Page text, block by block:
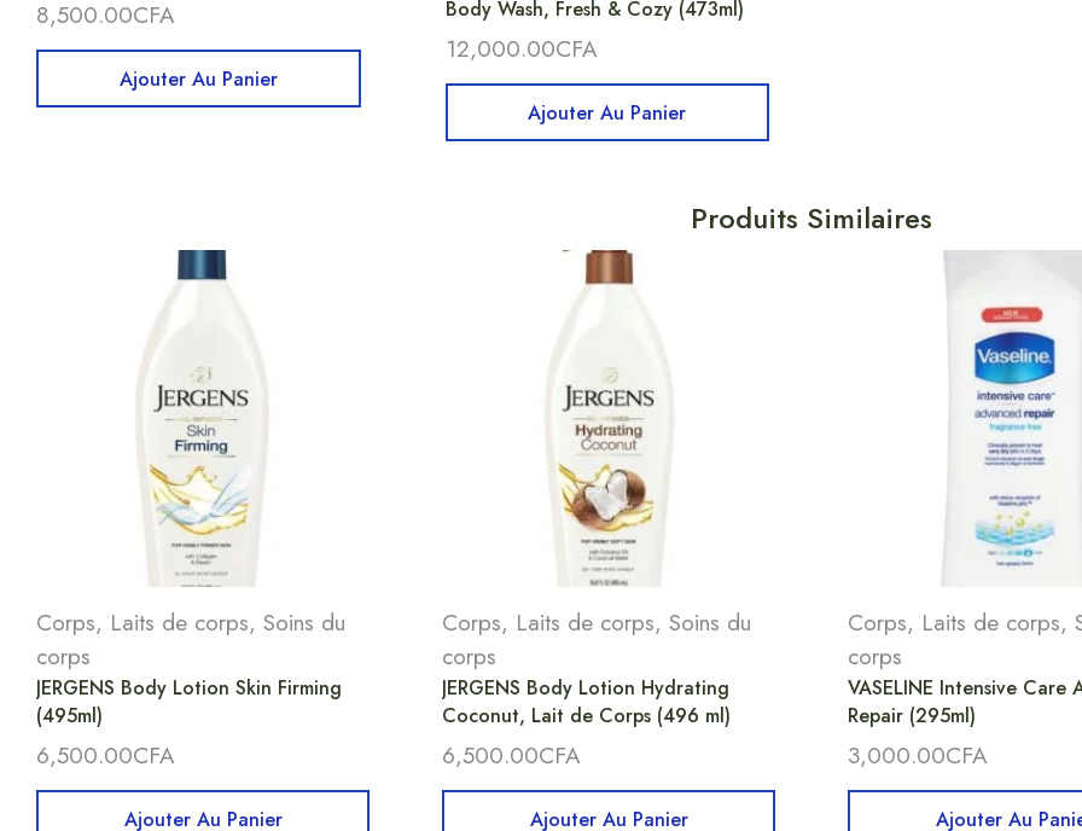
8,500.00CFA
Ajouter Au Panier
Body Wash, Fresh & Cozy (473ml)
12,000.00CFA
Ajouter Au Panier
Produits Similaires
Corps, Laits de corps, Soins du
corps
JERGENS Body Lotion Skin Firming
(495ml)
6,500.00CFA
Ajouter Au Panier
Corps, Laits de corps, Soins du
corps
JERGENS Body Lotion Hydrating
Coconut, Lait de Corps (496 ml)
6,500.00CFA
Ajouter Au Panier
Corps, Laits de corps,
corps
VASELINE Intensive Care
Repair (295ml)
3,000.00CFA
Ajouter Au